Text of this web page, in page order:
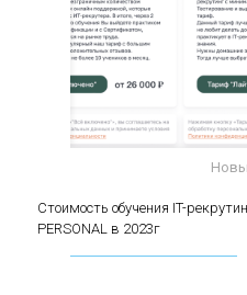
Стоимость
Стоимость обучения IT-
PERSONAL в 2023г